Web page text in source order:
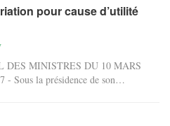
pour cause d’utilité
DES MINISTRES DU 10 MARS
Sous la présidence de son…